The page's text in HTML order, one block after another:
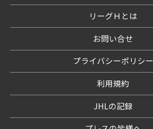
リーグＨとは
お問い合せ
プライバシーポリシー
利用規約
JHLの記録